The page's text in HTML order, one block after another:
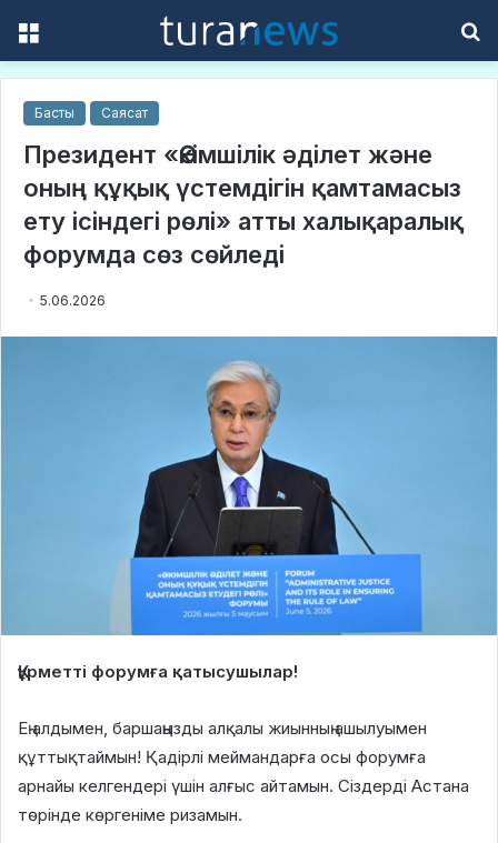
Басты Саясат
Президент «Әкімшілік әділет және
оның құқық үстемдігін қамтамасыз
ету ісіндегі рөлі» атты халықаралық
форумда сөз сөйледі
5.06.2026
Құрметті форумға қатысушылар!
Ең алдымен, баршаңызды алқалы жиынның ашылуымен
құттықтаймын! Қадірлі меймандарға осы форумға
арнайы келгендері үшін алғыс айтамын. Сіздерді Астана
төрінде көргеніме ризамын.